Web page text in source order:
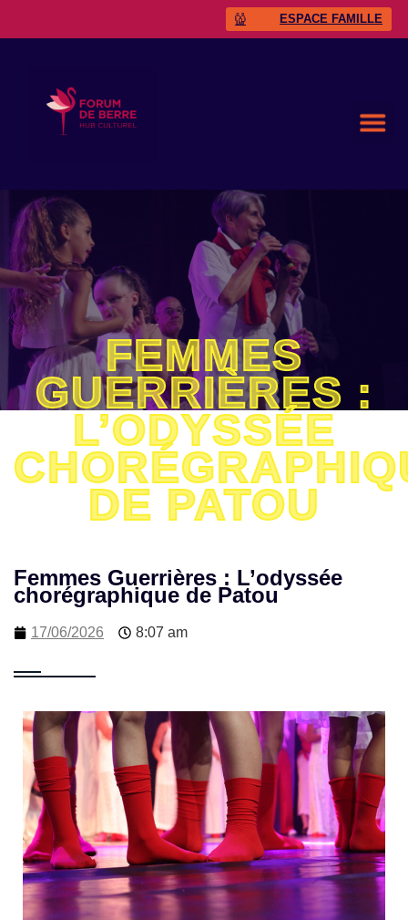
ESPACE FAMILLE
FEMMES
GUERRIÈRES :
L’ODYSSÉE
DE PATOU
Femmes Guerrières : L’odyssée
chorégraphique de Patou
17/06/2026 8:07 am